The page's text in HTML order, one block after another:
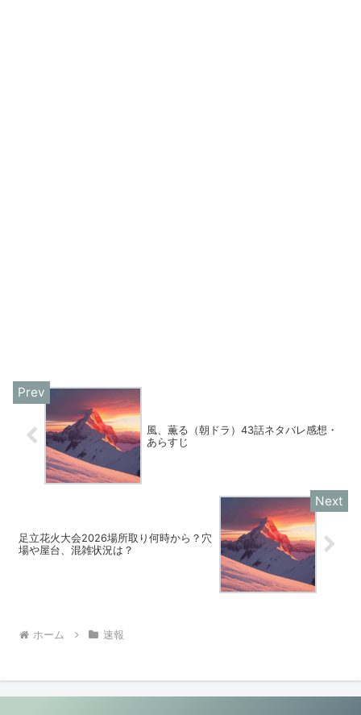
風、薫る（朝ドラ）43話ネタバレ感想・
あらすじ
足立花火大会2026場所取り何時から？穴
場や屋台、混雑状況は？
ホーム 速報